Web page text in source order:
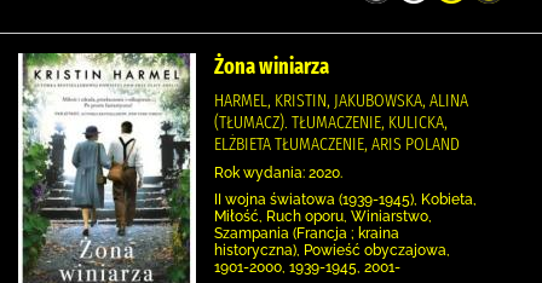
Żona winiarza
HARMEL, KRISTIN, JAKUBOWSKA, ALINA
(TŁUMACZ). TŁUMACZENIE, KULICKA,
ELŻBIETA TŁUMACZENIE, ARIS POLAND
Rok wydania: 2020.
II wojna światowa (1939-1945), Kobieta,
Miłość, Ruch oporu, Winiarstwo,
Szampania (Francja ; kraina
historyczna), Powieść obyczajowa,
1901-2000, 1939-1945, 2001-